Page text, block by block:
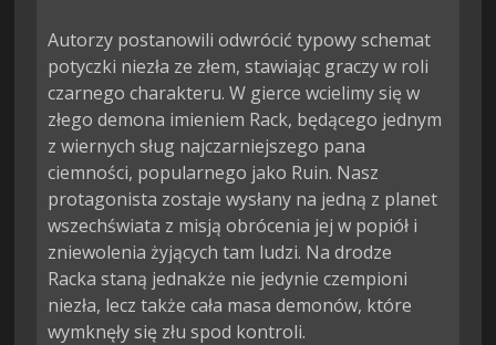
Autorzy postanowili odwrócić typowy schemat
potyczki niezła ze złem, stawiając graczy w roli
czarnego charakteru. W gierce wcielimy się w
złego demona imieniem Rack, będącego jednym
z wiernych sług najczarniejszego pana
ciemności, popularnego jako Ruin. Nasz
protagonista zostaje wysłany na jedną z planet
wszechświata z misją obrócenia jej w popiół i
zniewolenia żyjących tam ludzi. Na drodze
Racka staną jednakże nie jedynie czempioni
niezła, lecz także cała masa demonów, które
wymknęły się złu spod kontroli.